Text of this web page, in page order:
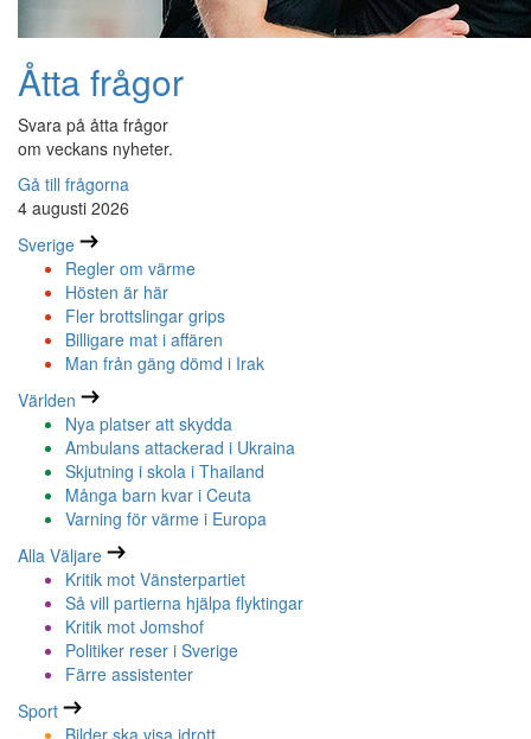
Åtta frågor
Svara på åtta frågor
om veckans nyheter.
Gå till frågorna
4 augusti 2026
Sverige
Regler om värme
Hösten är här
Fler brottslingar grips
Billigare mat i affären
Man från gäng dömd i Irak
Världen
Nya platser att skydda
Ambulans attackerad i Ukraina
Skjutning i skola i Thailand
Många barn kvar i Ceuta
Varning för värme i Europa
Alla Väljare
Kritik mot Vänsterpartiet
Så vill partierna hjälpa flyktingar
Kritik mot Jomshof
Politiker reser i Sverige
Färre assistenter
Sport